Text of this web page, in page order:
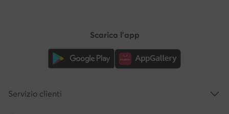
Scarica l'app
Servizio clienti